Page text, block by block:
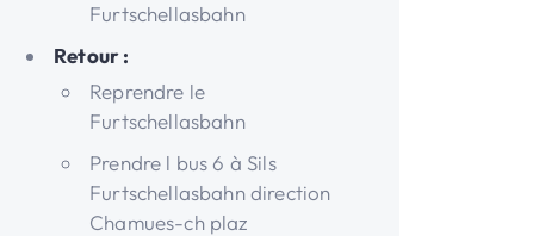
Furtschellasbahn
Retour :
Reprendre le
Furtschellasbahn
Prendre l bus 6 à Sils
Furtschellasbahn direction
Chamues-ch plaz